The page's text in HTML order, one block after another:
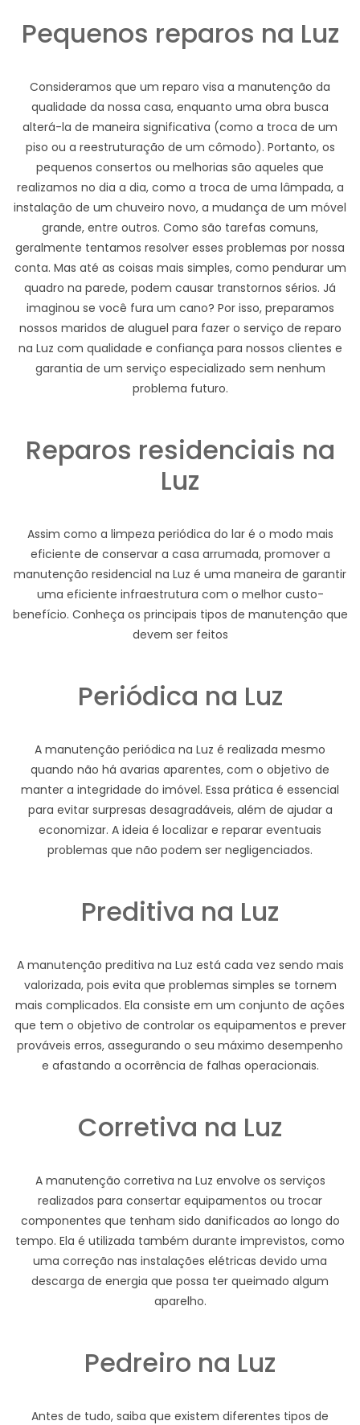
Pequenos reparos na Luz
Consideramos que um reparo visa a manutenção da
qualidade da nossa casa, enquanto uma obra busca
alterá-la de maneira significativa (como a troca de um
piso ou a reestruturação de um cômodo). Portanto, os
pequenos consertos ou melhorias são aqueles que
realizamos no dia a dia, como a troca de uma lâmpada, a
instalação de um chuveiro novo, a mudança de um móvel
grande, entre outros. Como são tarefas comuns,
geralmente tentamos resolver esses problemas por nossa
conta. Mas até as coisas mais simples, como pendurar um
quadro na parede, podem causar transtornos sérios. Já
imaginou se você fura um cano? Por isso, preparamos
nossos maridos de aluguel para fazer o serviço de reparo
na Luz com qualidade e confiança para nossos clientes e
garantia de um serviço especializado sem nenhum
problema futuro.
Reparos residenciais na
Luz
Assim como a limpeza periódica do lar é o modo mais
eficiente de conservar a casa arrumada, promover a
manutenção residencial na Luz é uma maneira de garantir
uma eficiente infraestrutura com o melhor custo-
benefício. Conheça os principais tipos de manutenção que
devem ser feitos
Periódica na Luz
A manutenção periódica na Luz é realizada mesmo
quando não há avarias aparentes, com o objetivo de
manter a integridade do imóvel. Essa prática é essencial
para evitar surpresas desagradáveis, além de ajudar a
economizar. A ideia é localizar e reparar eventuais
problemas que não podem ser negligenciados.
Preditiva na Luz
A manutenção preditiva na Luz está cada vez sendo mais
valorizada, pois evita que problemas simples se tornem
mais complicados. Ela consiste em um conjunto de ações
que tem o objetivo de controlar os equipamentos e prever
prováveis erros, assegurando o seu máximo desempenho
e afastando a ocorrência de falhas operacionais.
Corretiva na Luz
A manutenção corretiva na Luz envolve os serviços
realizados para consertar equipamentos ou trocar
componentes que tenham sido danificados ao longo do
tempo. Ela é utilizada também durante imprevistos, como
uma correção nas instalações elétricas devido uma
descarga de energia que possa ter queimado algum
aparelho.
Pedreiro na Luz
Antes de tudo, saiba que existem diferentes tipos de